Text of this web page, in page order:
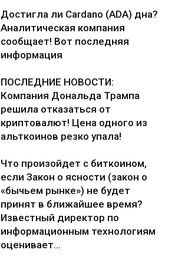
Достигла ли Cardano (ADA) дна?
Аналитическая компания
сообщает! Вот последняя
информация
ПОСЛЕДНИЕ НОВОСТИ:
Компания Дональда Трампа
решила отказаться от
криптовалют! Цена одного из
альткоинов резко упала!
Что произойдет с биткоином,
если Закон о ясности (закон о
«бычьем рынке») не будет
принят в ближайшее время?
Известный директор по
информационным технологиям
оценивает...